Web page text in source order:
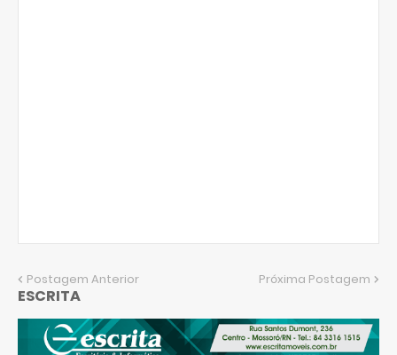
Postagem Anterior Próxima Postagem
ESCRITA